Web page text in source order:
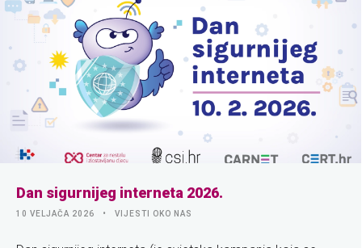
Dan sigurnijeg interneta 2026.
10 VELJAČA 2026 VIJESTI OKO NAS